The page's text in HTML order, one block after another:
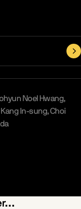
Noel Hwang
Kang In-sungChoi